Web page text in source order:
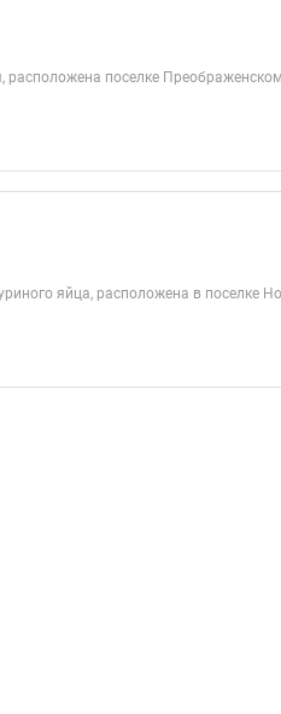
поселке
яйца, расположена в поселке